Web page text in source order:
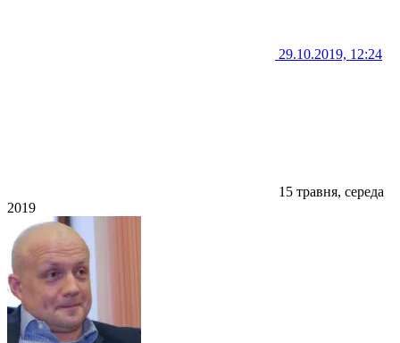
29.10.2019, 12:24
15 травня, середа
2019